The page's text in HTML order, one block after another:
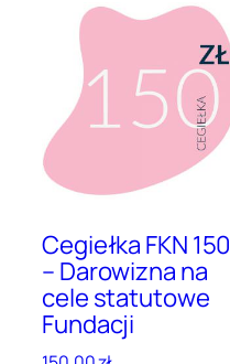
Cegiełka FKN 150
– Darowizna na
cele statutowe
Fundacji